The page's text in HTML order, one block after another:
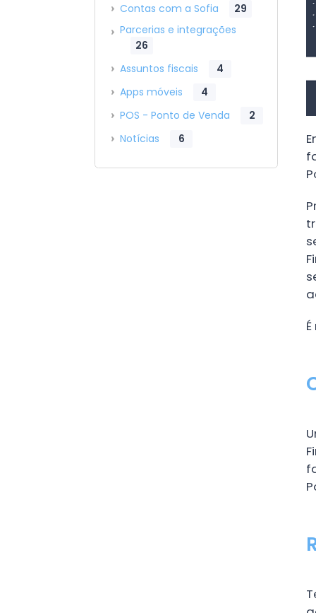
Contas com a Sofia
29
Parcerias e integrações
26
Assuntos fiscais
4
Apps móveis
4
POS - Ponto de Venda
2
Notícias
6